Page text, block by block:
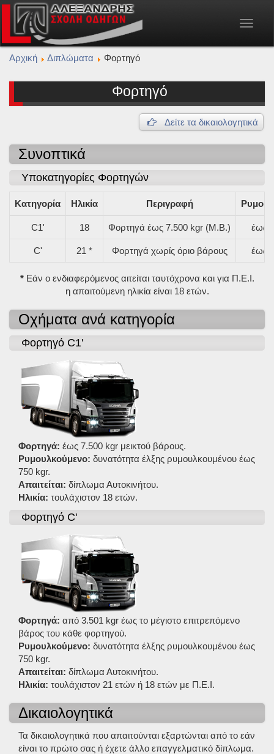
Toggle
Αρχική Διπλώματα Φορτηγό
Φορτηγό
Δείτε τα δικαιολογητικά
Συνοπτικά
Υποκατηγορίες Φορτηγών
Κατηγορία Ηλικία Περιγραφή
C1' 18 Φορτηγά έως 7.500 kgr (Μ.Β.) έως
C' 21 * Φορτηγά χωρίς όριο βάρους έως
*Εάν ο ενδιαφερόμενος αιτείται ταυτόχρονα και για Π.Ε.Ι.
η απαιτούμενη ηλικία είναι 18 ετών.
Οχήματα ανά κατηγορία
Φορτηγό C1'
Φορτηγά: έως 7.500 kgr μεικτού βάρους.
Ρυμουλκούμενο: δυνατότητα έλξης ρυμουλκουμένου έως
750 kgr.
Απαιτείται: δίπλωμα Αυτοκινήτου.
Ηλικία: τουλάχιστον 18 ετών.
Φορτηγό C'
Φορτηγά: από 3.501 kgr έως το μέγιστο επιτρεπόμενο
βάρος του κάθε φορτηγού.
Ρυμουλκούμενο: δυνατότητα έλξης ρυμουλκουμένου έως
750 kgr.
Απαιτείται: δίπλωμα Αυτοκινήτου.
Ηλικία: τουλάχιστον 21 ετών ή 18 ετών με Π.Ε.Ι.
Δικαιολογητικά
Τα δικαιολογητικά που απαιτούνται εξαρτώνται από το εάν
είναι το πρώτο σας ή έχετε άλλο επαγγελματικό δίπλωμα.